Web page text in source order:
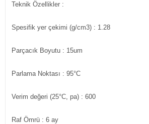
Teknik Özellikler :
Spesifik yer çekimi (g/cm3) : 1.28
Parçacık Boyutu : 15um
Parlama Noktası : 95°C
Verim değeri (25°C, pa) : 600
Raf Ömrü : 6 ay